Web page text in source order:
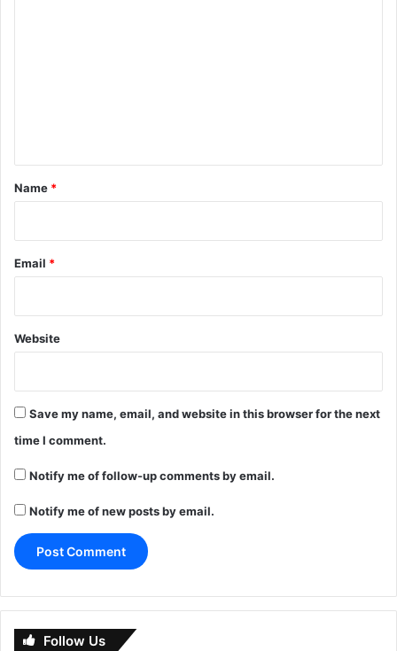
*
Name *
Email *
Website
Save my name, email, and website in this browser for the next
time I comment.
Notify me of follow-up comments by email.
Notify me of new posts by email.
Follow Us